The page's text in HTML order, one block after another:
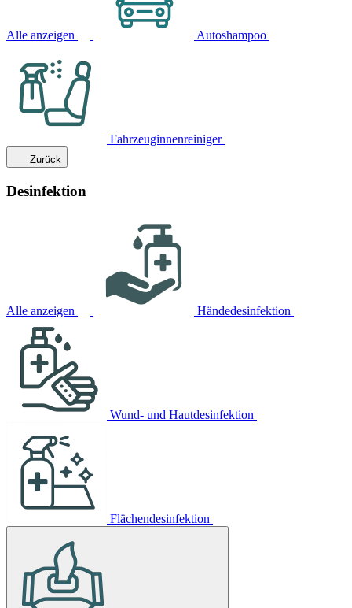
Alle anzeigen Autoshampoo
Fahrzeuginnenreiniger
Zurück
Desinfektion
Alle anzeigen Händedesinfektion
Wund- und Hautdesinfektion
Flächendesinfektion